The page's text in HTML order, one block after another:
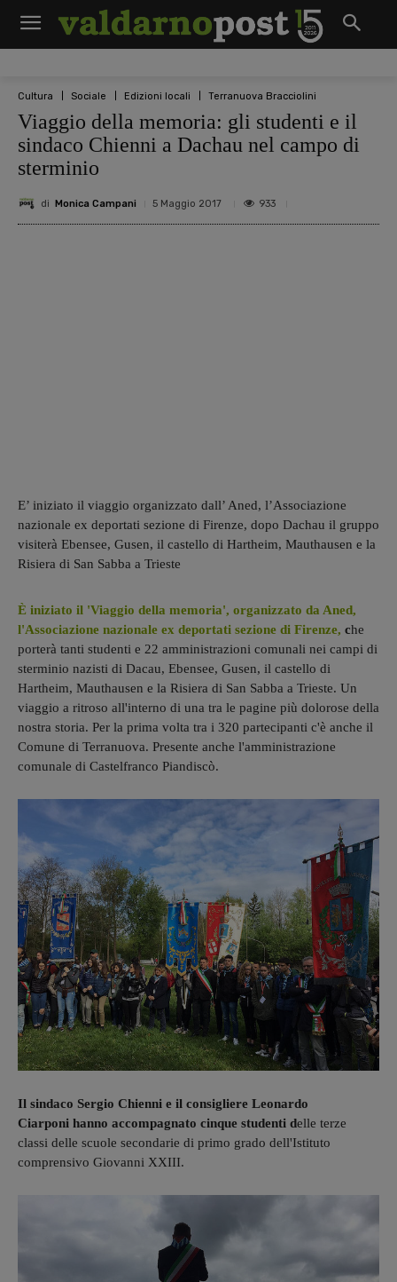
Cultura Sociale Edizioni locali Terranuova Bracciolini
Viaggio della memoria: gli studenti e il
sindaco Chienni a Dachau nel campo di
sterminio
di Monica Campani 5 Maggio 2017 933
E’ iniziato il viaggio organizzato dall’ Aned, l’Associazione
nazionale ex deportati sezione di Firenze, dopo Dachau il gruppo
visiterà Ebensee, Gusen, il castello di Hartheim, Mauthausen e la
Risiera di San Sabba a Trieste
È iniziato il 'Viaggio della memoria', organizzato da Aned,
l'Associazione nazionale ex deportati sezione di Firenze, che
porterà tanti studenti e 22 amministrazioni comunali nei campi di
sterminio nazisti di Dacau, Ebensee, Gusen, il castello di
Hartheim, Mauthausen e la Risiera di San Sabba a Trieste. Un
viaggio a ritroso all'interno di una tra le pagine più dolorose della
nostra storia. Per la prima volta tra i 320 partecipanti c'è anche il
Comune di Terranuova. Presente anche l'amministrazione
comunale di Castelfranco Piandiscò.
Il sindaco Sergio Chienni e il consigliere Leonardo
Ciarponi hanno accompagnato cinque studenti delle terze
classi delle scuole secondarie di primo grado dell'Istituto
comprensivo Giovanni XXIII.